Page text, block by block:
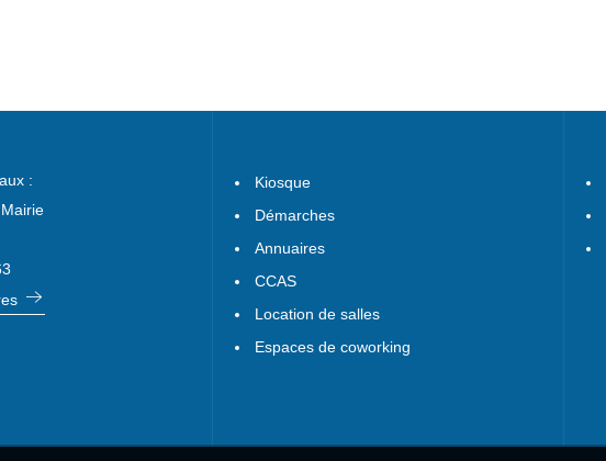
:
Kiosque
Démarches
Annuaires
CCAS
Location de salles
Espaces de coworking